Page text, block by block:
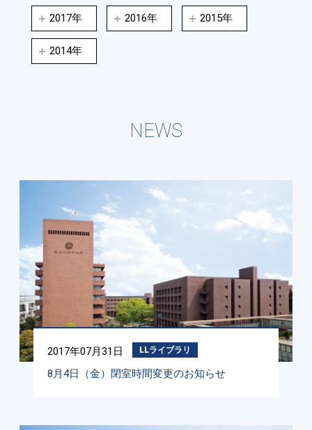
2017年 2016年 2015年
2014年
NEWS
2017年07月31日 LLライブラリ
8月4日（金）閉室時間変更のお知らせ